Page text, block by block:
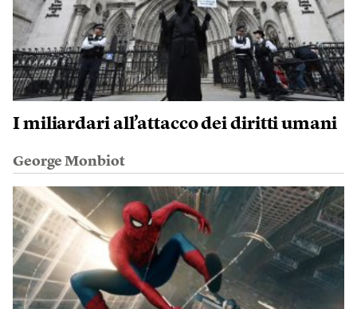
I miliardari all’attacco dei diritti umani
George Monbiot